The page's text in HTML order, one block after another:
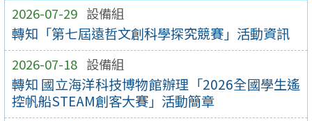
2026-07-29 設備組
轉知「第七屆遠哲文創科學探究競賽」活動資訊
2026-07-18 設備組
轉知 國立海洋科技博物館辦理「2026全國學生遙
控帆船STEAM創客大賽」活動簡章